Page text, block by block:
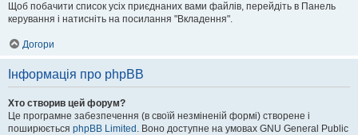
Щоб побачити список усіх приєднаних вами файлів, перейдіть в Панель
керування і натисніть на посилання "Вкладення".
Догори
Інформація про phpBB
Хто створив цей форум?
Це програмне забезпечення (в своїй незміненій формі) створене і
поширюється phpBB Limited . Воно доступне на умовах GNU General Public